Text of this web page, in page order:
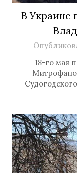
В Украине
18-го мая